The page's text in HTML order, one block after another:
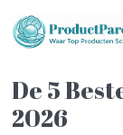
De 5
2026